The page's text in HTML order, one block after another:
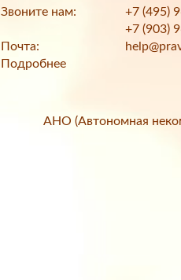
Звоните нам:
+7 (495)
+7 (903)
Почта:
Подробнее
АНО (Автономная